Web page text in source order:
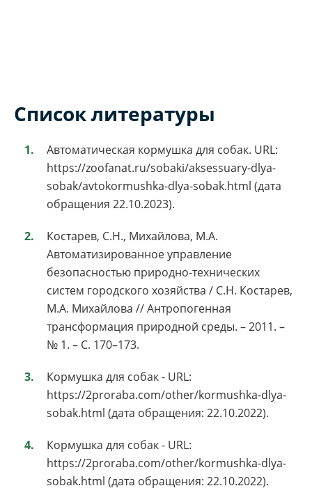
Список литературы
Автоматическая кормушка для собак. URL:
https://zoofanat.ru/sobaki/aksessuary-dlya-
sobak/avtokormushka-dlya-sobak.html (дата
обращения 22.10.2023).
Костарев, С.Н., Михайлова, М.А.
Автоматизированное управление
безопасностью природно-технических
систем городского хозяйства / С.Н. Костарев,
М.А. Михайлова // Антропогенная
трансформация природной среды. – 2011. –
№ 1. – С. 170–173.
Кормушка для собак - URL:
https://2proraba.com/other/kormushka-dlya-
sobak.html (дата обращения: 22.10.2022).
Кормушка для собак - URL:
https://2proraba.com/other/kormushka-dlya-
sobak.html (дата обращения: 22.10.2022).